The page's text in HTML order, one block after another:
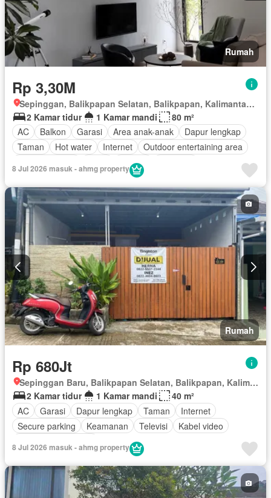
Rumah
Rp 3,30M
Sepinggan, Balikpapan Selatan, Balikpapan, Kalimantan Timur
2 Kamar tidur
1 Kamar mandi
80 m²
AC
Balkon Garasi Area anak-anak
Dapur lengkap
Taman
Hot water Internet
Outdoor entertaining area
Televisi
8 Jul 2026 masuk - ahmg property
Rumah
Rp 680Jt
Sepinggan Baru, Balikpapan Selatan, Balikpapan, Kalimantan Timur
2 Kamar tidur
1 Kamar mandi
40 m²
AC
Garasi Dapur lengkap Taman
Internet
Secure parking
Keamanan Televisi
Kabel video
8 Jul 2026 masuk - ahmg property